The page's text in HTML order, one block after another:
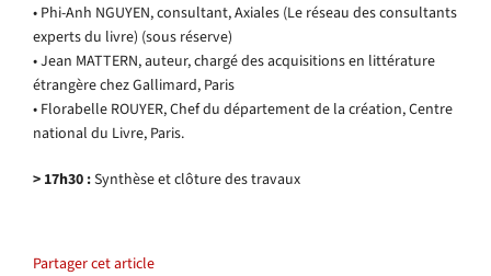
• Phi-Anh NGUYEN, consultant, Axiales (Le réseau des consultants
experts du livre) (sous réserve)
• Jean MATTERN, auteur, chargé des acquisitions en littérature
étrangère chez Gallimard, Paris
• Florabelle ROUYER, Chef du département de la création, Centre
national du Livre, Paris.
> 17h30 :Synthèse et clôture des travaux
Partager cet article